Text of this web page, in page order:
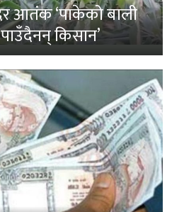
आतंक ‘पाकेको बाली
पाउँदैनन् किसान’